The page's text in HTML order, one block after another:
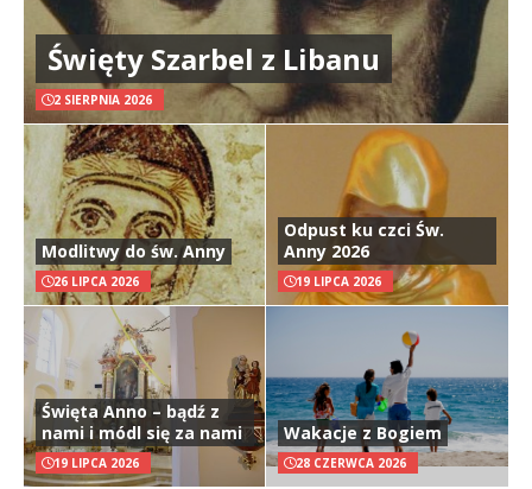
Święty Szarbel z Libanu
2 SIERPNIA 2026
Modlitwy do św. Anny
26 LIPCA 2026
Odpust ku czci Św.
Anny 2026
19 LIPCA 2026
Święta Anno – bądź z
nami i módl się za nami
19 LIPCA 2026
Wakacje z Bogiem
28 CZERWCA 2026